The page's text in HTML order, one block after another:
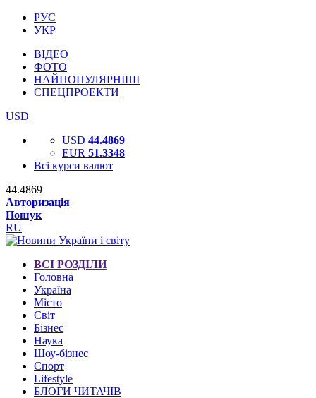
РУС
УКР
ВІДЕО
ФОТО
НАЙПОПУЛЯРНІШІ
СПЕЦПРОЕКТИ
USD
USD 44.4869
EUR 51.3348
Всі курси валют
44.4869
Авторизація
Пошук
RU
ВСІ РОЗДІЛИ
Головна
Україна
Місто
Світ
Бізнес
Наука
Шоу-бізнес
Спорт
Lifestyle
БЛОГИ ЧИТАЧІВ